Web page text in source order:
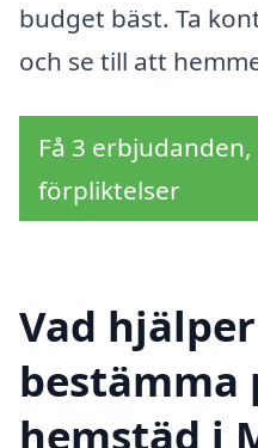
budget bäst. Ta
och se till att
Få 3
förpliktelser
Vad
bestämma
hemstäd i